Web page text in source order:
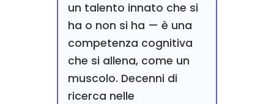
un talento innato che si
ha o non si ha — è una
competenza cognitiva
che si allena, come un
muscolo. Decenni di
ricerca nelle